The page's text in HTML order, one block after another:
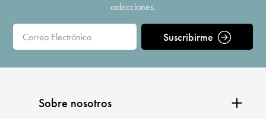
colecciones.
Suscribirme
Sobre nosotros